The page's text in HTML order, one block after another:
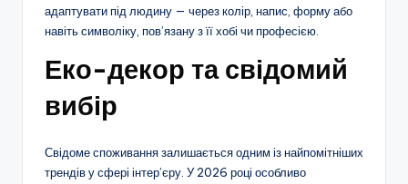
адаптувати під людину — через колір, напис, форму або
навіть символіку, пов’язану з її хобі чи професією.
Еко-декор та свідомий
вибір
Свідоме споживання залишається одним із найпомітніших
трендів у сфері інтер’єру. У 2026 році особливо